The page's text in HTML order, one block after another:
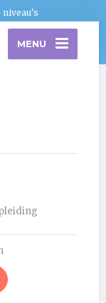
niveau's
MENU